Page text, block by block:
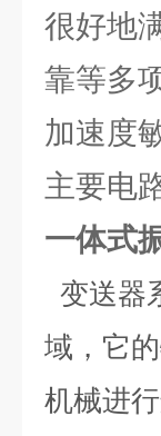
很好地
靠等多
加速度
主要电
一体式
变送器
域，它
机械进